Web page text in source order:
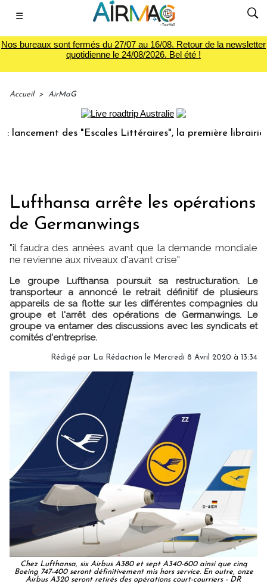
☰
Nos bureaux sont fermés du 27/07 au 16/08. Retour de la newsletter
quotidienne le 24/08/2026. Bel été !
Accueil > AirMaG
des "Escales Littéraires", la première librairie du
Lufthansa arrête les opérations
de Germanwings
"il faudra des années avant que la demande mondiale
ne revienne aux niveaux d'avant crise"
Le groupe Lufthansa poursuit sa restructuration. Le
transporteur a annoncé le retrait définitif de plusieurs
appareils de sa flotte sur les différentes compagnies du
groupe et l'arrêt des opérations de Germanwings. Le
groupe va entamer des discussions avec les syndicats et
comités d'entreprise.
Rédigé par La Rédaction le Mercredi 8 Avril 2020 à 13:34
Chez Lufthansa, six Airbus A380 et sept A340-600 ainsi que cinq
Boeing 747-400 seront définitivement mis hors service. En outre, onze
Airbus A320 seront retirés des opérations court-courriers - DR